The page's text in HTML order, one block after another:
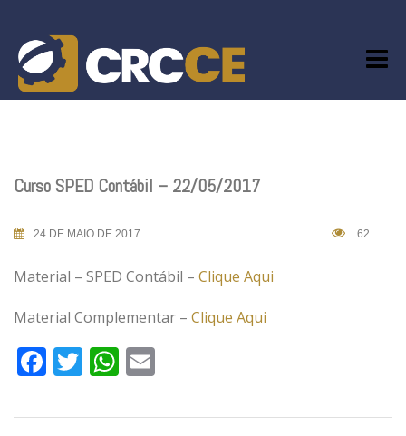
content
Curso SPED Contábil – 22/05/2017
24 DE MAIO DE 2017 62
Material – SPED Contábil – Clique Aqui
Material Complementar – Clique Aqui
Facebook
TwitterWhatsApp